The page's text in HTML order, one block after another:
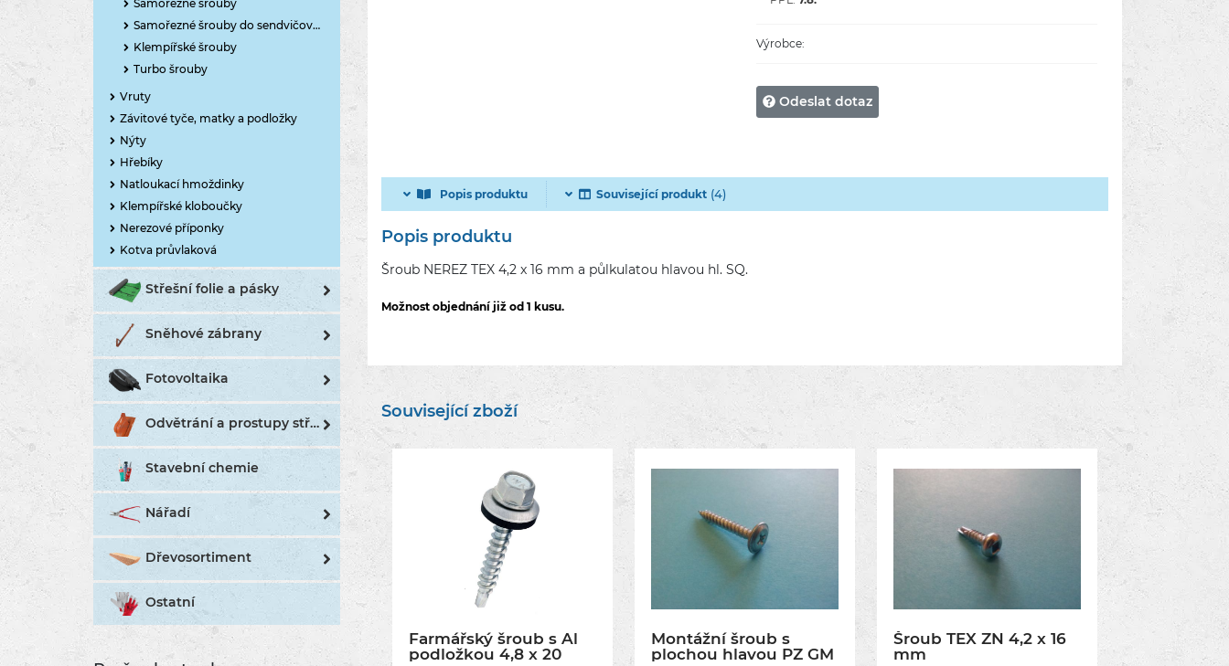
Samořezné šrouby
Samořezné šrouby do sendvičových panelů
Klempířské šrouby
Turbo šrouby
Vruty
Závitové tyče, matky a podložky
Nýty
Hřebíky
Natloukací hmoždinky
Klempířské kloboučky
Nerezové příponky
Kotva průvlaková
Střešní folie a pásky
Sněhové zábrany
Fotovoltaika
Odvětrání a prostupy střechou
Stavební chemie
Nářadí
Dřevosortiment
Ostatní
Výrobce:
Odeslat dotaz
Popis produktu Související produkt(4)
Popis produktu
Šroub NEREZ TEX 4,2 x 16 mm a půlkulatou hlavou hl. SQ.
Možnost objednání již od 1 kusu.
Související zboží
Farmářský šroub s Al
podložkou 4,8 x 20
Montážní šroub s
plochou hlavou PZ GM
Šroub TEX ZN 4,2 x 16
mm